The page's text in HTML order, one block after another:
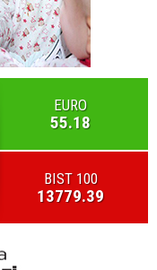
EURO
55.18
BIST 100
13779.39